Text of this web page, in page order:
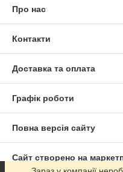
Про нас
Контакти
Доставка та оплата
Графік роботи
Повна версія сайту
Сайт створено на